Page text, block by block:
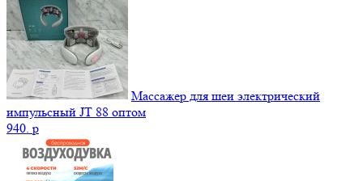
Массажер для шеи электрический
импульсный JT 88 оптом
940. p